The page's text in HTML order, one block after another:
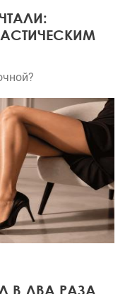
В ДВА РАЗА